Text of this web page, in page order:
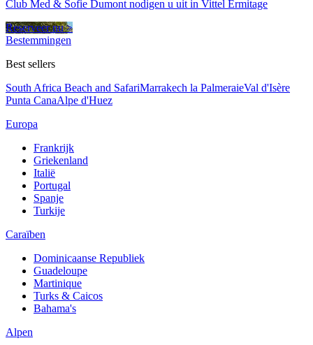
Club Med & Sofie Dumont nodigen u uit in Vittel Ermitage
Reserveer nu >
Bestemmingen
Best sellers
South Africa Beach and SafariMarrakech la PalmeraieVal d'Isère
Punta CanaAlpe d'Huez
Europa
Frankrijk
Griekenland
Italië
Portugal
Spanje
Turkije
Caraïben
Dominicaanse Republiek
Guadeloupe
Martinique
Turks & Caicos
Bahama's
Alpen